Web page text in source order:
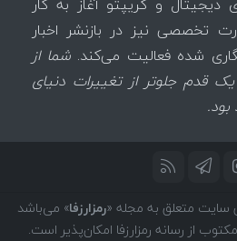
تخصصی نیز در بازنشر اخبار
شده فعالیت می‌کند.شما از
قدم جلوتر از تغییرات دنیای
سایت متعلق به مجله «رمزارزفا» می‌باشد
از رسانه رمزارزفا امکان‌پذیر است.